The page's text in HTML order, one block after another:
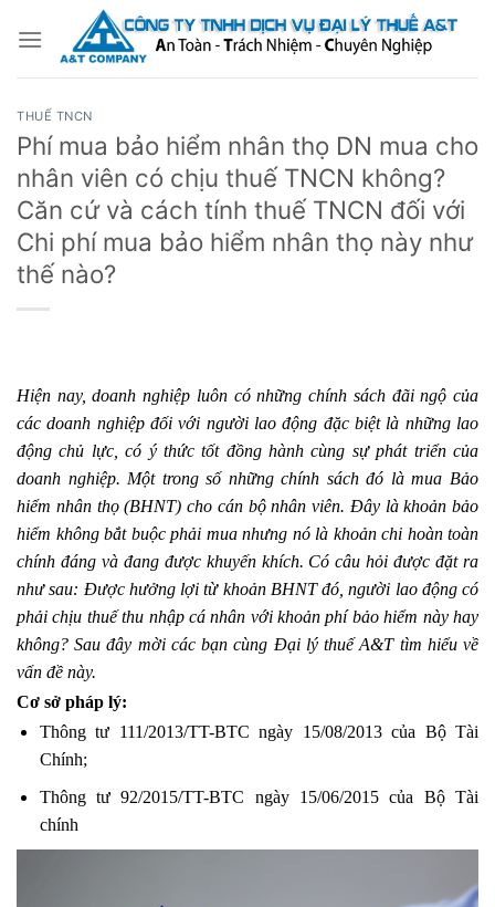
qua
THUẾ TNCN
Phí mua bảo hiểm nhân thọ DN mua cho
nhân viên có chịu thuế TNCN không?
Căn cứ và cách tính thuế TNCN đối với
Chi phí mua bảo hiểm nhân thọ này như
thế nào?
Hiện nay, doanh nghiệp luôn cónhững chính sách đãi ngộ của
các doanh nghiệp đối với người lao động đặcbiệt là những lao
động chủ lực, có ý thức tốt đồng hành cùng sự phát triển của
doanh nghiệp. Một trong số những chính sách đó là mua Bảo
hiểm nhân thọ (BHNT) cho cán bộ nhân viên. Đây là khoản bảo
hiểm không bắt buộc phải mua nhưng nó là khoản chi hoàn toàn
chính đáng và đang được khuyến khích. Có câu hỏi được đặt ra
như sau: Được hưởng lợi từ khoản BHNT đó, người lao động có
phải chịu thuế thu nhập cá nhân với khoản phí bảo hiểm này hay
không? Sau đây mời các bạn cùng Đại lý thuế A&T tìm hiểu về
vấn đề này.
Cơ sở pháp lý:
Thông tư 111/2013/TT-BTC ngày 15/08/2013 của Bộ Tài
Chính;
Thông tư 92/2015/TT-BTC ngày 15/06/2015 của Bộ Tài
chính